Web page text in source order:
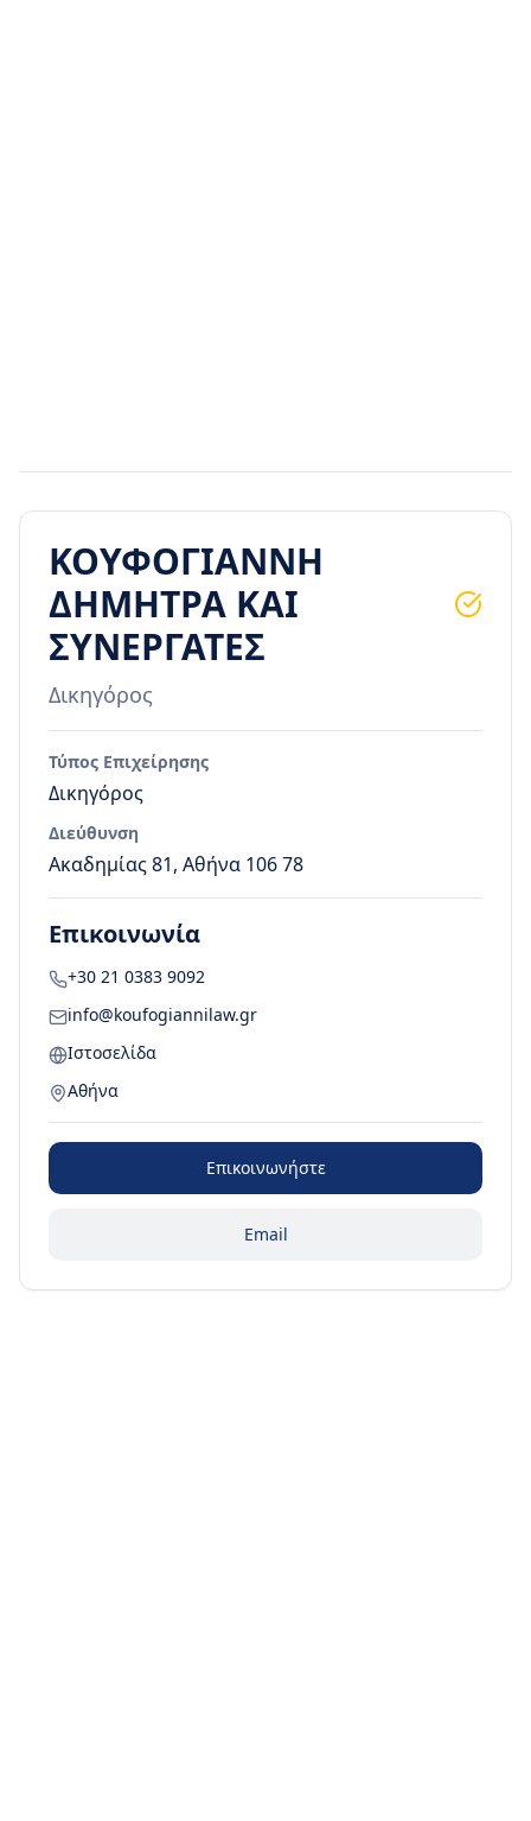
ΚΟΥΦΟΓΙΑΝΝΗ
ΔΗΜΗΤΡΑ ΚΑΙ
ΣΥΝΕΡΓΑΤΕΣ
Δικηγόρος
Τύπος Επιχείρησης
Δικηγόρος
Διεύθυνση
Ακαδημίας 81, Αθήνα 106 78
Επικοινωνία
+30 21 0383 9092
info@koufogiannilaw.gr
Ιστοσελίδα
Αθήνα
Επικοινωνήστε
Email